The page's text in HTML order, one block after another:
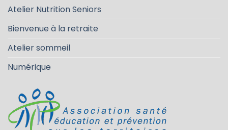
Atelier Nutrition Seniors
Bienvenue à la retraite
Atelier sommeil
Numérique